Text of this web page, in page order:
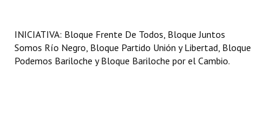
Bariloche, Municipio intercultural
Entrega de distinciones
INICIATIVA: Bloque Frente De Todos, Bloque Juntos
Somos Río Negro, Bloque Partido Unión y Libertad, Bloque
Podemos Bariloche y Bloque Bariloche por el Cambio.